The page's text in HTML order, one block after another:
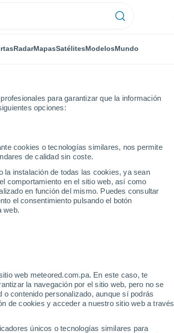
para garantizar que la información
opciones:
cookies o tecnologías similares, nos permite
de calidad sin coste.
la instalación de todas las cookies, ya sean
comportamiento en el sitio web, así como
en función del mismo. Puedes consultar
el consentimiento pulsando el botón
web.
web meteored.com.pa. En este caso, te
la navegación por el sitio web, pero no se
contenido personalizado, aunque sí podrás
de cookies y acceder a nuestro sitio web a través
únicos o tecnologías similares para
RadarMapasSatélitesModelosMundo
Palmas
28°
Aeropuerto
Lanzarote
21°